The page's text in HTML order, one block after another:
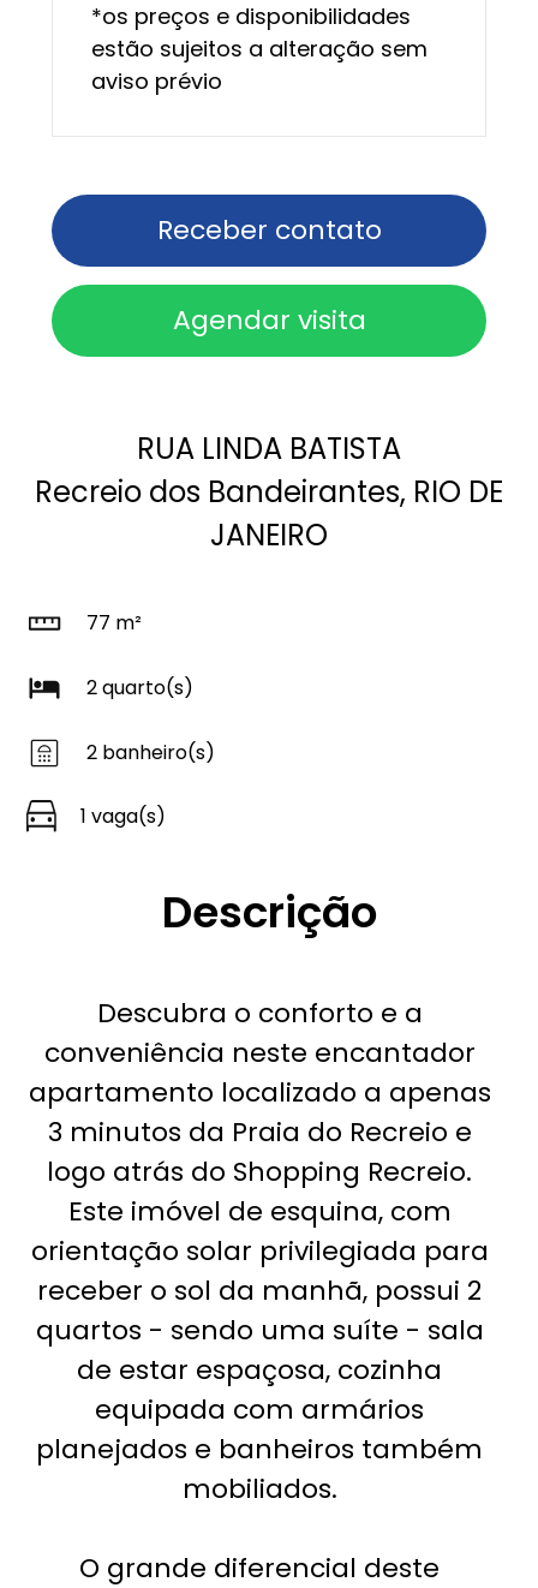
*os preços e disponibilidades
estão sujeitos a alteração sem
aviso prévio
Receber contato
Agendar visita
RUA LINDA BATISTA
Recreio dos Bandeirantes, RIO DE
JANEIRO
77 m²
2 quarto(s)
2 banheiro(s)
1 vaga(s)
Descrição
Descubra o conforto e a
conveniência neste encantador
apartamento localizado a apenas
3 minutos da Praia do Recreio e
logo atrás do Shopping Recreio.
Este imóvel de esquina, com
orientação solar privilegiada para
receber o sol da manhã, possui 2
quartos - sendo uma suíte - sala
de estar espaçosa, cozinha
equipada com armários
planejados e banheiros também
mobiliados.
O grande diferencial deste